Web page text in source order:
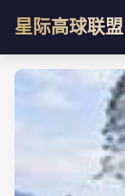
星际高球联盟